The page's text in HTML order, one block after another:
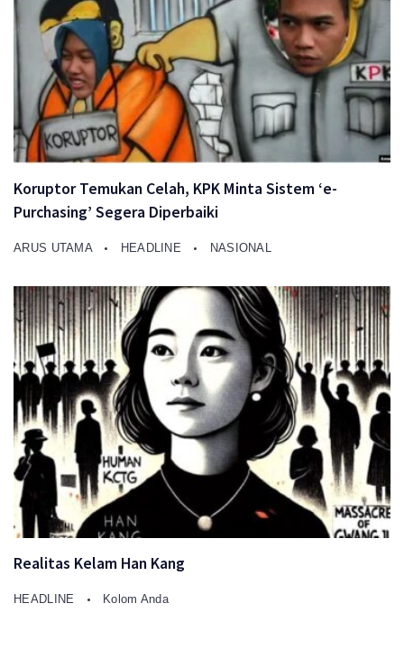
Koruptor Temukan Celah, KPK Minta Sistem ‘e-
Purchasing’ Segera Diperbaiki
ARUS UTAMA HEADLINE NASIONAL
Realitas Kelam Han Kang
HEADLINE Kolom Anda